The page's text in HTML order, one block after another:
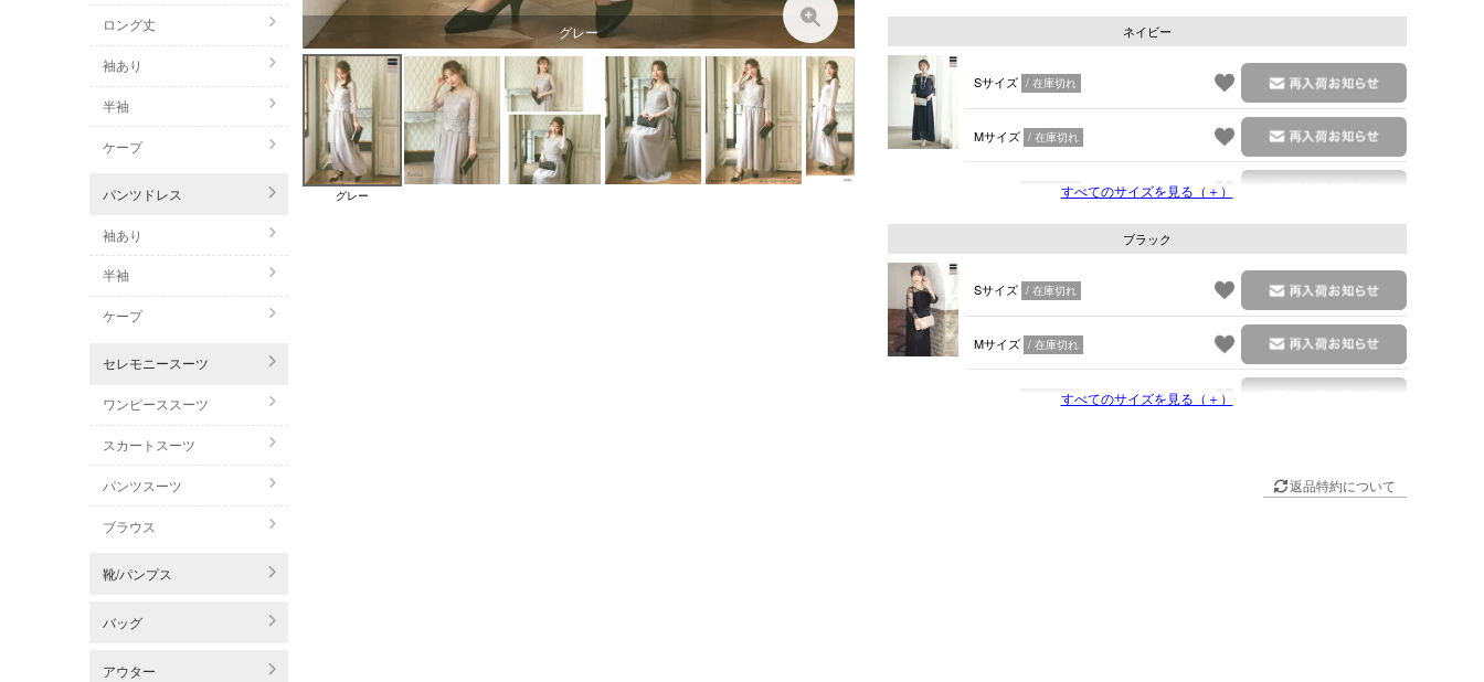
ロング丈
袖あり
半袖
ケープ
パンツドレス
袖あり
半袖
ケープ
セレモニースーツ
ワンピーススーツ
スカートスーツ
パンツスーツ
ブラウス
靴/パンプス
バッグ
アウター
グレー
グレー
ネイビー
Sサイズ 在庫切れ
Mサイズ 在庫切れ
在庫切れすべてのサイズを見る（＋）
ブラック
Sサイズ 在庫切れ
Mサイズ 在庫切れ
在庫切れすべてのサイズを見る（＋）
返品特約について